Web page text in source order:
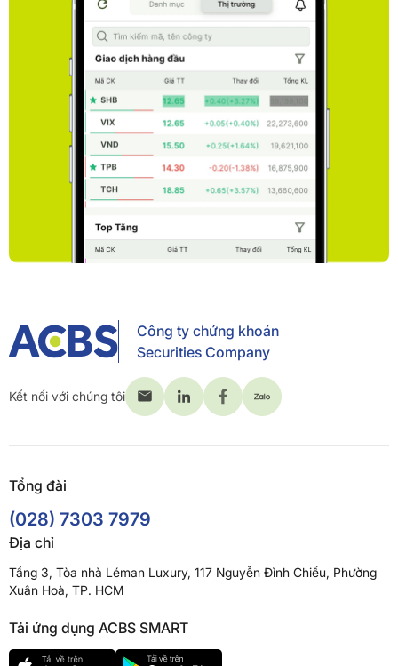
Công ty chứng khoán
Securities Company
Kết nối với chúng tôi
Tổng đài
(028) 7303 7979
Địa chỉ
Tầng 3, Tòa nhà Léman Luxury, 117 Nguyễn Đình Chiểu, Phường
Xuân Hoà, TP. HCM
Tải ứng dụng ACBS SMART